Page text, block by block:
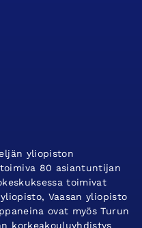
yliopiston
80 asiantuntijan
toimivat
Vaasan yliopisto
ovat myös Turun
korkeakouluyhdistys